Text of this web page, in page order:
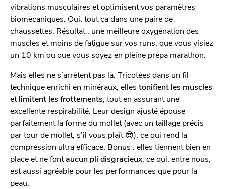
vibrations musculaires et optimisent vos paramètres
biomécaniques. Oui, tout ça dans une paire de
chaussettes. Résultat : une meilleure oxygénation des
muscles et moins de fatigue sur vos runs, que vous visiez
un 10 km ou que vous soyez en pleine prépa marathon.
Mais elles ne s’arrêtent pas là. Tricotées dans un fil
technique enrichi en minéraux, elles tonifient les muscles
etlimitent les frottements , tout en assurant une
excellente respirabilité. Leur design ajusté épouse
parfaitement la forme du mollet (avec un taillage précis
par tour de mollet, s’il vous plaît 😎), ce qui rend la
compression ultra efficace. Bonus : elles tiennent bien en
place et ne fontaucun pli disgracieux , ce qui, entre nous,
est aussi agréable pour les performances que pour la
peau.